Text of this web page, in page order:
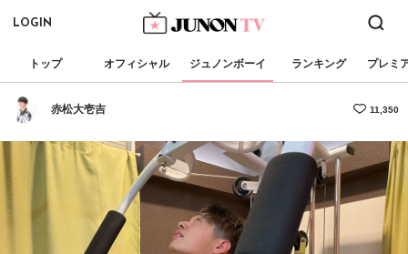
LOGIN
トップ オフィシャル ジュノンボーイ ランキング プレミ
赤松大壱吉 11,350